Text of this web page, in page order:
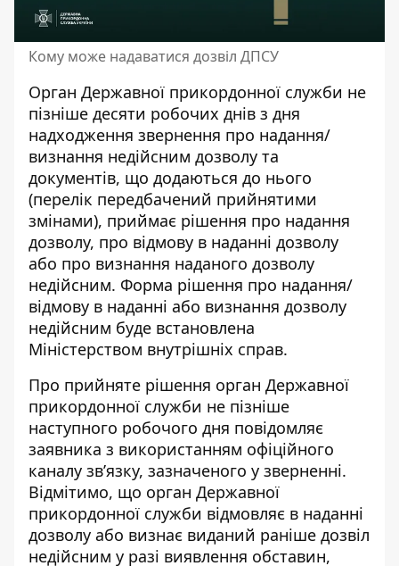
Кому може надаватися дозвіл ДПСУ
Орган Державної прикордонної служби не
пізніше десяти робочих днів з дня
надходження звернення про надання/
визнання недійсним дозволу та
документів, що додаються до нього
(перелік передбачений прийнятими
змінами), приймає рішення про надання
дозволу, про відмову в наданні дозволу
або про визнання наданого дозволу
недійсним. Форма рішення про надання/
відмову в наданні або визнання дозволу
недійсним буде встановлена
Міністерством внутрішніх справ.
Про прийняте рішення орган Державної
прикордонної служби не пізніше
наступного робочого дня повідомляє
заявника з використанням офіційного
каналу зв’язку, зазначеного у зверненні.
Відмітимо, що орган Державної
прикордонної служби відмовляє в наданні
дозволу або визнає виданий раніше дозвіл
недійсним у разі виявлення обставин,